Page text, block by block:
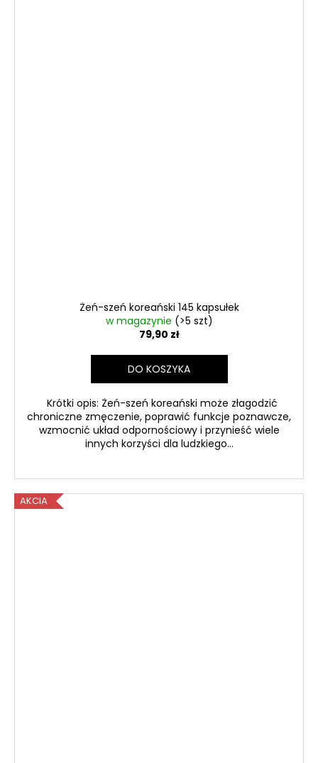
Żeń-szeń koreański 145 kapsułek
w magazynie (>5 szt)
79,90 zł
DO KOSZYKA
Krótki opis: Żeń-szeń koreański może złagodzić
chroniczne zmęczenie, poprawić funkcje poznawcze,
wzmocnić układ odpornościowy i przynieść wiele
innych korzyści dla ludzkiego...
AKCIA